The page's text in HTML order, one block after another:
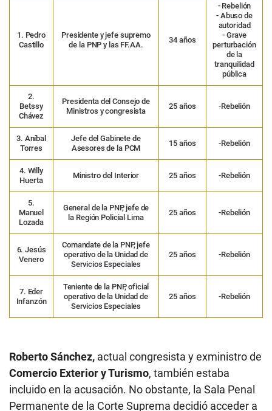
1. Pedro
Castillo
Presidente y jefe supremo
de la PNP y las FF.AA.
34 años
- Rebelión
- Abuso de
autoridad
- Grave
perturbación
de la
tranquilidad
pública
2.
Betssy
Chávez
Presidenta del Consejo de
Ministros y congresista
25 años -Rebelión
3. Aníbal
Torres
Jefe del Gabinete de
Asesores de la PCM
15 años -Rebelión
4. Willy
Huerta
Ministro del Interior 25 años -Rebelión
5.
Manuel
Lozada
General de la PNP, jefe de
la Región Policial Lima
25 años -Rebelión
6. Jesús
Venero
Comandate de la PNP, jefe
operativo de la Unidad de
Servicios Especiales
25 años -Rebelión
7. Eder
Infanzón
Teniente de la PNP, oficial
operativo de la Unidad de
Servicios Especiales
25 años -Rebelión
Roberto Sánchez, actual congresista y exministro de
Comercio Exterior y Turismo, también estaba
incluido en la acusación. No obstante, la Sala Penal
Permanente de la Corte Suprema decidió acceder a